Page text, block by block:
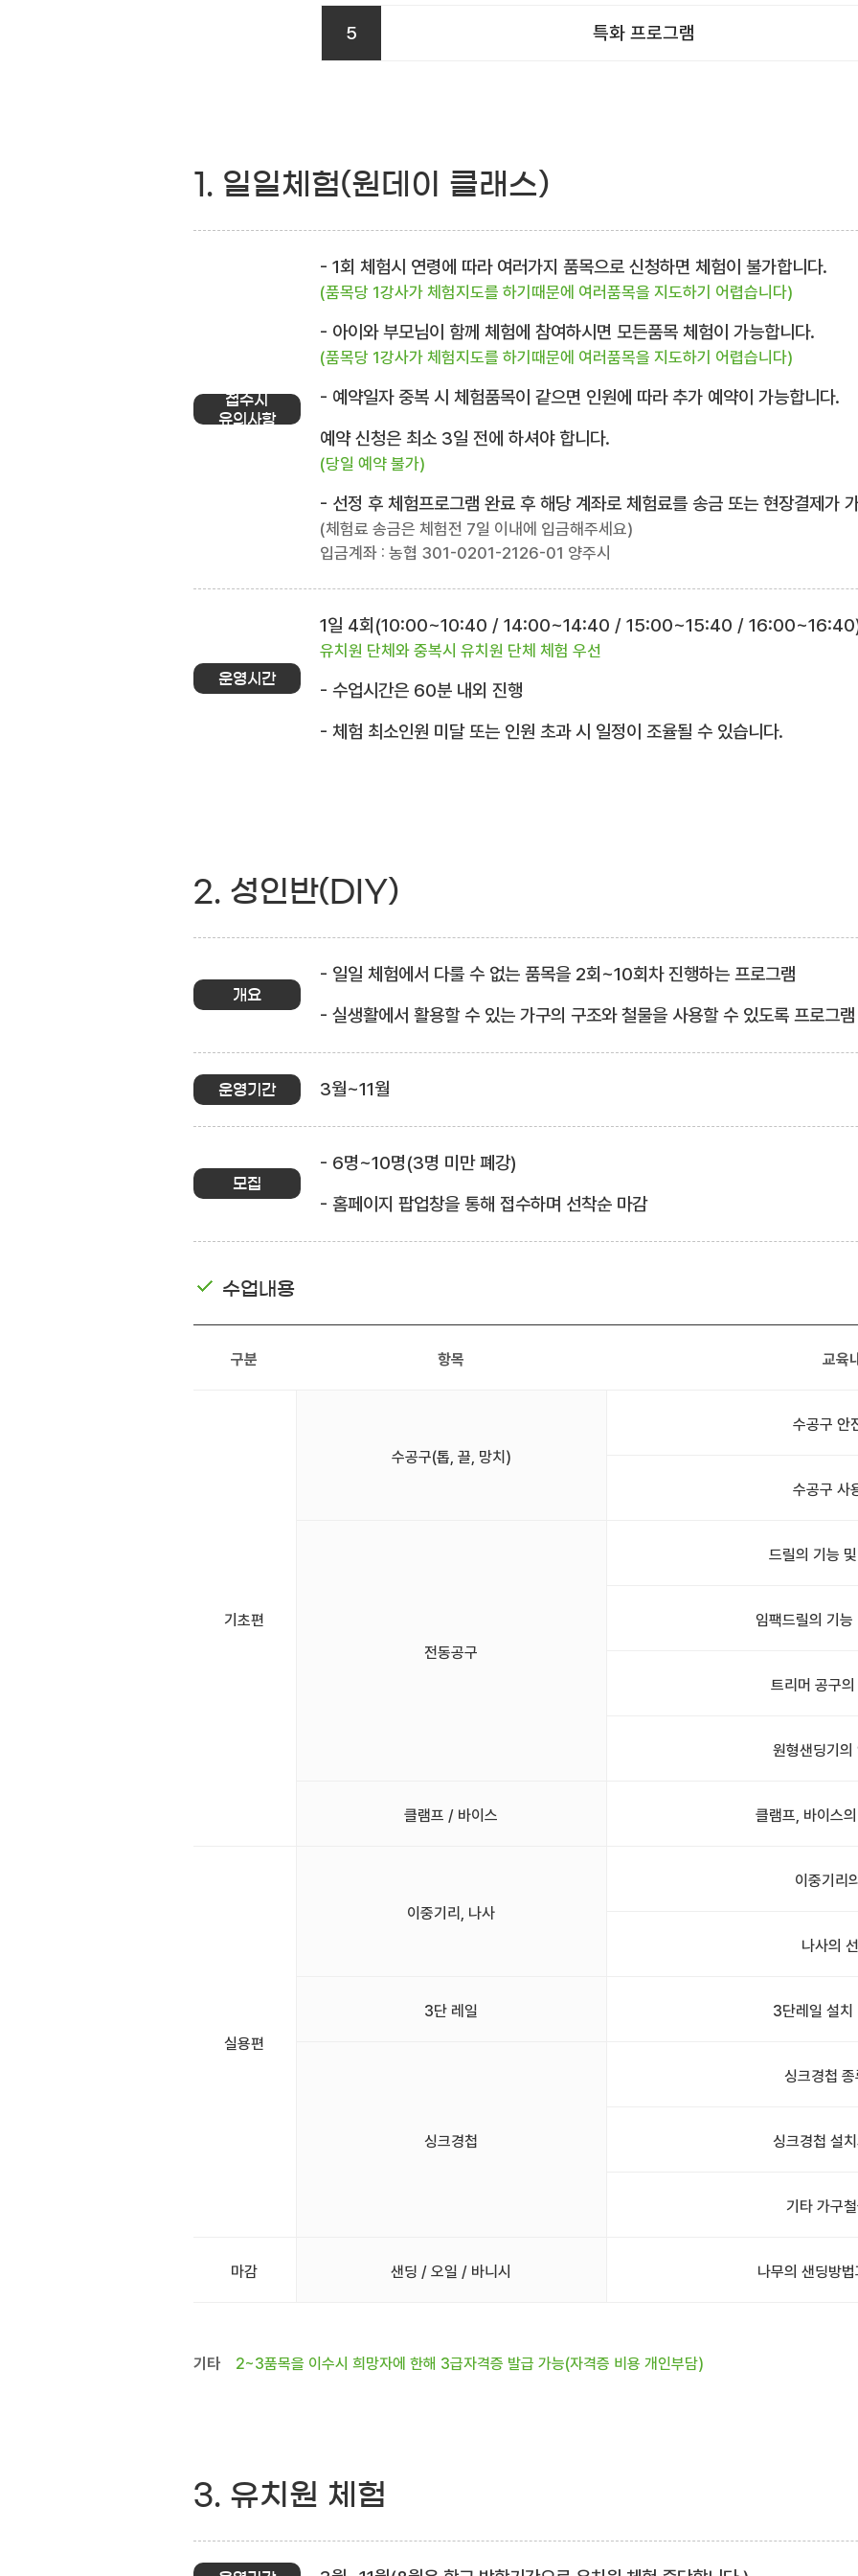
5 특화 프로그램
1. 일일체험(원데이 클래스)
접수시
유의사항
- 1회 체험시 연령에 따라 여러가지 품목으로 신청하면 체험이 불가합니다.
(품목당 1강사가 체험지도를 하기때문에 여러품목을 지도하기 어렵습니다)
- 아이와 부모님이 함께 체험에 참여하시면 모든품목 체험이 가능합니다.
(품목당 1강사가 체험지도를 하기때문에 여러품목을 지도하기 어렵습니다)
- 예약일자 중복 시 체험품목이 같으면 인원에 따라 추가 예약이 가능합니다.
예약 신청은 최소 3일 전에 하셔야 합니다.
(당일 예약 불가)
- 선정 후 체험프로그램 완료 후 해당 계좌로 체험료를 송금 또는 현장결제가
(체험료 송금은 체험전 7일 이내에 입금해주세요)
입금계좌 : 농협 301-0201-2126-01 양주시
운영시간
1일 4회(10:00~10:40 / 14:00~14:40 / 15:00~15:40 /
유치원 단체와 중복시 유치원 단체 체험 우선
- 수업시간은 60분 내외 진행
- 체험 최소인원 미달 또는 인원 초과 시 일정이 조율될 수 있습니다.
2. 성인반(DIY)
개요
- 일일 체험에서 다룰 수 없는 품목을 2회~10회차 진행하는 프로그램
- 실생활에서 활용할 수 있는 가구의 구조와 철물을 사용할 수 있도록 프로그
운영기간 3월~11월
모집
- 6명~10명(3명 미만 폐강)
- 홈페이지 팝업창을 통해 접수하며 선착순 마감
수업내용
구분 항목 교육
기초편
수공구(톱, 끌, 망치)
수공구 안
수공구 사
전동공구
드릴의 기능
임팩드릴의 기
트리머 공구
원형샌딩기의
클램프 / 바이스 클램프, 바이스
실용편
이중기리, 나사
이중기리
나사의
3단 레일 3단레일 설치
싱크경첩
싱크경첩
싱크경첩 설
기타 가구
마감 샌딩 / 오일 / 바니시 나무의 샌딩방
기타 2~3품목을 이수시 희망자에 한해 3급자격증 발급 가능(자격증 비용 개인부담)
3. 유치원 체험